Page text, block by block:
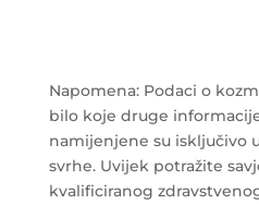
Napomena: Podaci o
bilo koje druge
namijenjene su isključivo
svrhe. Uvijek potražite
kvalificiranog